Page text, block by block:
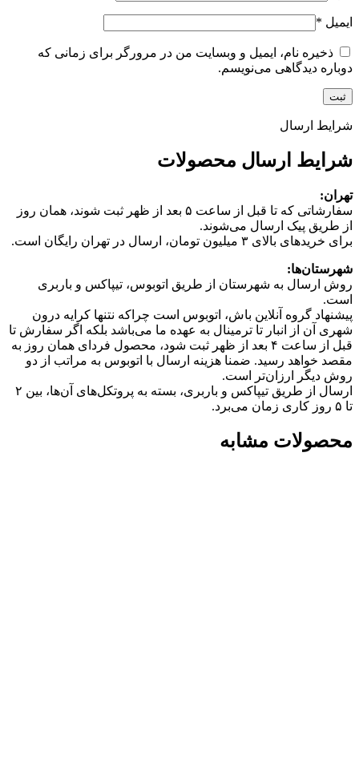
ایمیل *
ذخیره نام، ایمیل و وبسایت من در مرورگر برای زمانی که
دوباره دیدگاهی می‌نویسم.
شرایط ارسال
شرایط ارسال محصولات
تهران:
سفارشاتی که تا قبل از ساعت ۵ بعد از ظهر ثبت شوند، همان روز
از طریق پیک ارسال می‌شوند.
برای خریدهای بالای ۳ میلیون تومان، ارسال در تهران رایگان است.
شهرستان‌ها:
روش ارسال به شهرستان از طریق اتوبوس، تیپاکس و باربری
است.
پیشنهاد گروه آنلاین باش، اتوبوس است چرا‌که نتنها کرایه درون
شهری آن از انبار تا ترمینال به عهده ما می‌باشد بلکه اگر سفارش تا
قبل از ساعت ۴ بعد از ظهر ثبت شود، محصول فردای همان روز به
مقصد خواهد رسید. ضمنا هزینه ارسال با اتوبوس به مراتب از دو
روش دیگر ارزان‌تر است.
ارسال از طریق تیپاکس و باربری، بسته به پروتکل‌های آن‌ها، بین ۲
تا ۵ روز کاری زمان می‌برد.
محصولات مشابه